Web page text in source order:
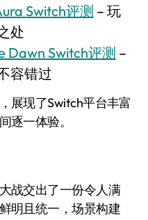
Switch评测 – 玩
处
Dawn Switch评测 –
容错过
展现了Switch平台丰富
逐一体验。
战交出了一份令人满
明且统一，场景构建